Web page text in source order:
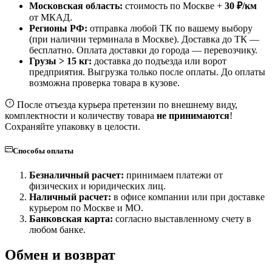
Московская область: стоимость по Москве + 30 ₽/км
от МКАД.
Регионы РФ: отправка любой ТК по вашему выбору
(при наличии терминала в Москве). Доставка до ТК —
бесплатно. Оплата доставки до города — перевозчику.
Грузы > 15 кг: доставка до подъезда или ворот
предприятия. Выгрузка только после оплаты. До оплаты
возможна проверка товара в кузове.
После отъезда курьера претензии по внешнему виду,
комплектности и количеству товара не принимаются!
Сохраняйте упаковку в целости.
Способы оплаты
Безналичный расчет: принимаем платежи от
физических и юридических лиц.
Наличный расчет: в офисе компании или при доставке
курьером по Москве и МО.
Банковская карта: согласно выставленному счету в
любом банке.
Обмен и возврат